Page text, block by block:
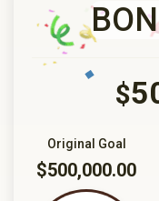
$
Original Goal
$500,000.00